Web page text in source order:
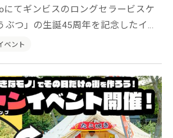
にてギンビスのロングセラービスケ
ぶつ」の生誕45周年を記念したイベ
ぶつLAND』が開催中。多彩なコンテ
ベント